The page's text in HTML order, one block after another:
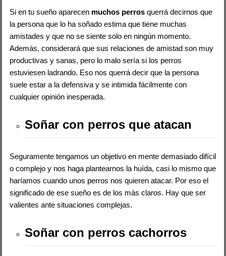
Si en tu sueño aparecen muchos perros querrá decirnos que
la persona que lo ha soñado estima que tiene muchas
amistades y que no se siente solo en ningún momento.
Además, considerará que sus relaciones de amistad son muy
productivas y sanas, pero lo malo sería si los perros
estuviesen ladrando. Eso nos querrá decir que la persona
suele estar a la defensiva y se intimida fácilmente con
cualquier opinión inesperada.
Soñar con perros que atacan
Seguramente tengamos un objetivo en mente demasiado difícil
o complejo y nos haga plantearnos la huída, casi lo mismo que
haríamos cuando unos perros nos quieren atacar. Por eso el
significado de ese sueño es de los más claros. Hay que ser
valientes ante situaciones complejas.
Soñar con perros cachorros